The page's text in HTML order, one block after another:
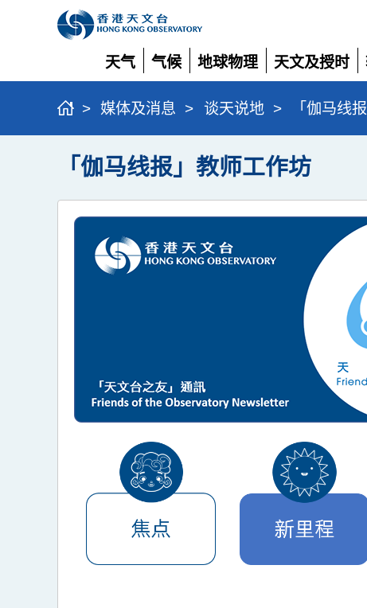
天气
展
开
气候
展
开
地球物理
展
开
天文及授时
展
开
> 媒体及消息 > 谈天说地 > 「伽马线
「伽马线报」教师工作坊